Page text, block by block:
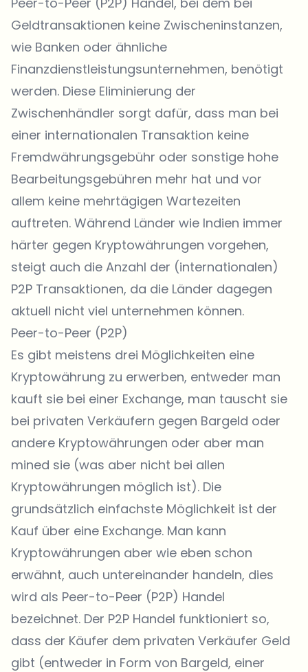
Geldtransaktionen keine Zwischeninstanzen,
wie Banken oder ähnliche
Finanzdienstleistungsunternehmen, benötigt
werden. Diese Eliminierung der
Zwischenhändler sorgt dafür, dass man bei
einer internationalen Transaktion keine
Fremdwährungsgebühr oder sonstige hohe
Bearbeitungsgebühren mehr hat und vor
allem keine mehrtägigen Wartezeiten
auftreten. Während Länder wie Indien immer
härter gegen Kryptowährungen vorgehen,
steigt auch die Anzahl der (internationalen)
P2P Transaktionen, da die Länder dagegen
aktuell nicht viel unternehmen können.
Peer-to-Peer (P2P)
Es gibt meistens drei Möglichkeiten eine
Kryptowährung zu erwerben, entweder man
kauft sie bei einer Exchange, man tauscht sie
bei privaten Verkäufern gegen Bargeld oder
andere Kryptowährungen oder aber man
mined sie (was aber nicht bei allen
Kryptowährungen möglich ist). Die
grundsätzlich einfachste Möglichkeit ist der
Kauf über eine Exchange. Man kann
Kryptowährungen aber wie eben schon
erwähnt, auch untereinander handeln, dies
wird als Peer-to-Peer (P2P) Handel
bezeichnet. Der P2P Handel funktioniert so,
dass der Käufer dem privaten Verkäufer Geld
gibt (entweder in Form von Bargeld, einer